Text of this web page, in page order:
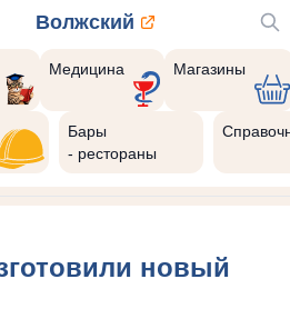
Волжский
Медицина Магазины
Бары
- рестораны
новый